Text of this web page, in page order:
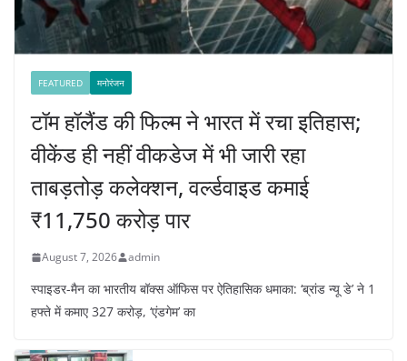
FEATURED मनोरंजन
टॉम हॉलैंड की फिल्म ने भारत में रचा इतिहास;
वीकेंड ही नहीं वीकडेज में भी जारी रहा
ताबड़तोड़ कलेक्शन, वर्ल्डवाइड कमाई
₹11,750 करोड़ पार
August 7, 2026 admin
स्पाइडर-मैन का भारतीय बॉक्स ऑफिस पर ऐतिहासिक धमाका: ‘ब्रांड न्यू डे’ ने 1
हफ्ते में कमाए 327 करोड़, ‘एंडगेम’ का